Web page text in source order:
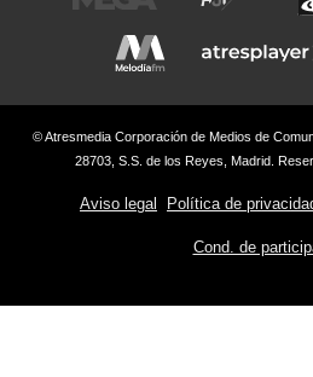
© Atresmedia Corporación de Medios de
28703, S.S. de los Reyes, Madrid.
Aviso legal Política de
Cond. de